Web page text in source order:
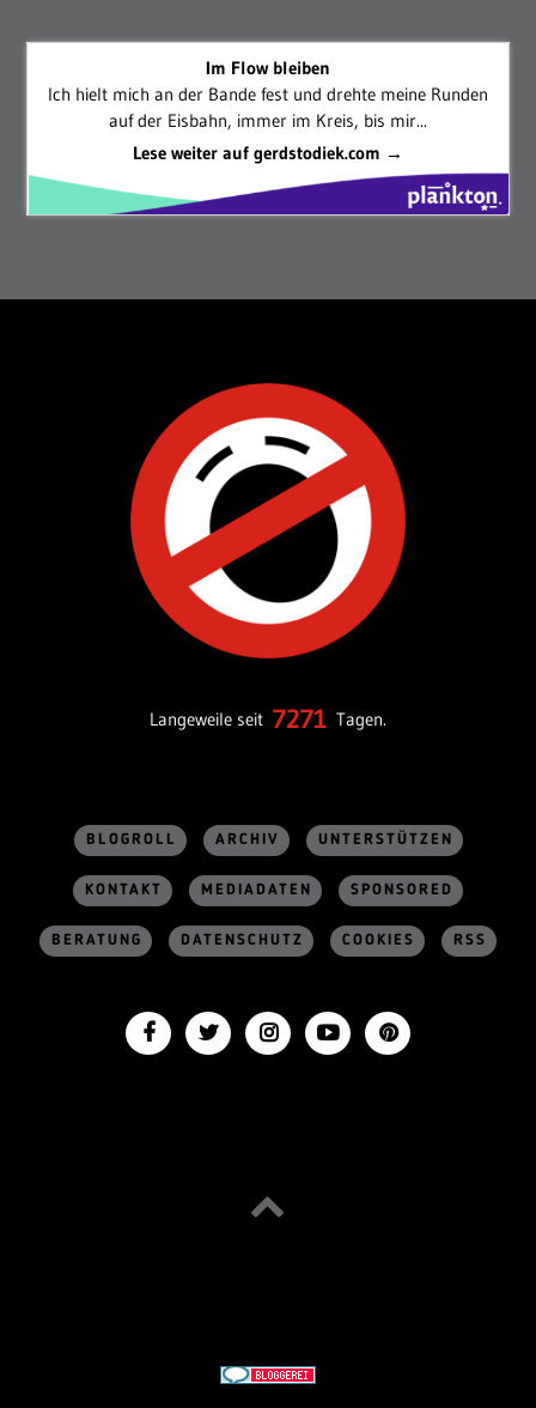
Im Flow bleiben
Ich hielt mich an der Bande fest und drehte meine Runden
auf der Eisbahn, immer im Kreis, bis mir...
Lese weiter auf gerdstodiek.com →
Langeweile seit 7271 Tagen.
BLOGROLL ARCHIV UNTERSTÜTZEN
KONTAKT MEDIADATEN SPONSORED
BERATUNG DATENSCHUTZ COOKIES RSS